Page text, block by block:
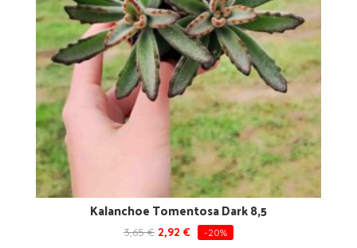
Kalanchoe Tomentosa Dark 8,5
3,65€ 2,92 € -20%